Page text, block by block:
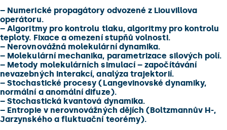
– Numerické propagátory odvozené z Liouvillova
operátoru.
– Algoritmy pro kontrolu tlaku, algoritmy pro kontrolu
teploty. Fixace a omezení stupňů volnosti.
– Nerovnovážná molekulární dynamika.
– Molekulární mechanika, parametrizace silových polí.
– Metody molekulárních simulací – započítávání
nevazebných interakcí, analýza trajektorií.
– Stochastické procesy (Langevinovské dynamiky,
normální a anomální difuze).
– Stochastická kvantová dynamika.
– Entropie v nerovnovážných dějích (Boltzmannův H-,
Jarzynského a fluktuační teorémy).